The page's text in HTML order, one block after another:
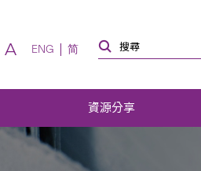
A ENG 简
資源分享